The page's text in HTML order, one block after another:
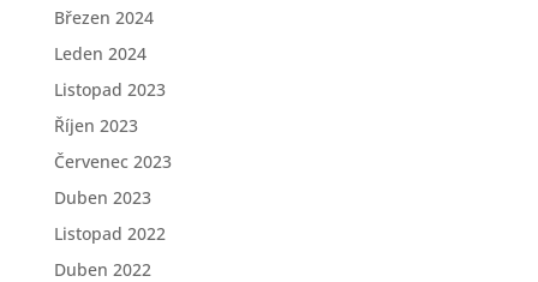
Březen 2024
Leden 2024
Listopad 2023
Říjen 2023
Červenec 2023
Duben 2023
Listopad 2022
Duben 2022